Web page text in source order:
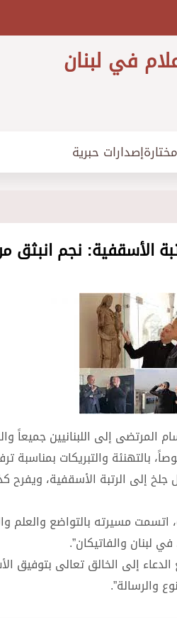
في لبنان
إصدارات حبرية
الأسقفية: نجم انبثق
إلى اللبنانيين جميعاً
بالتهنئة والتبريكات بمناسبة
إلى الرتبة الأسقفية، ويفرح
مسيرته بالتواضع والعلم
لبنان والفاتيكان”.
الدعاء إلى الخالق تعالى
والرسالة”.